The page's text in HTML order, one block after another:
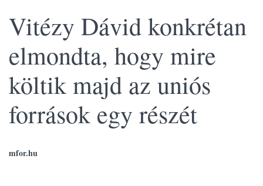
Vitézy Dávid konkrétan
elmondta, hogy mire
költik majd az uniós
források egy részét
mfor.hu